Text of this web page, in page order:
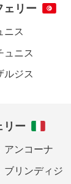
ェリー
ニス
ュニス
ルジス
リー
アンコーナ
ブリンディジ